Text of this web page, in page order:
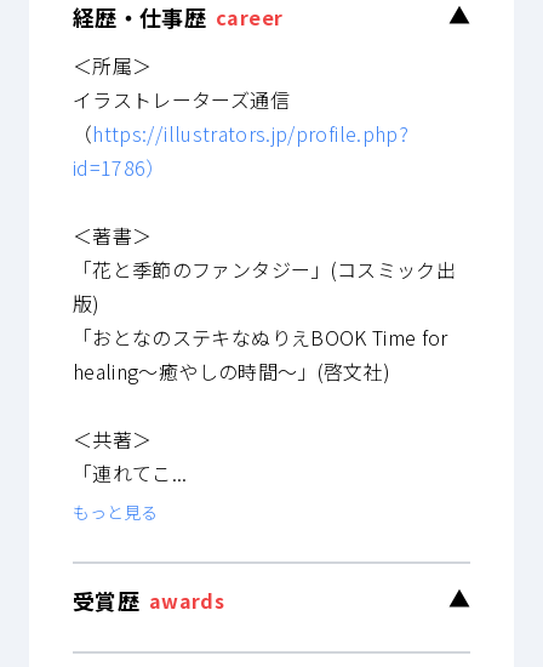
経歴・仕事歴 career ▼
＜所属＞
イラストレーターズ通信
（https://illustrators.jp/profile.php?
id=1786）
＜著書＞
「花と季節のファンタジー」(コスミック出
版)
「おとなのステキなぬりえBOOK Time for
healing～癒やしの時間～」(啓文社)
＜共著＞
「連れてこ...
もっと見る
受賞歴 awards ▼